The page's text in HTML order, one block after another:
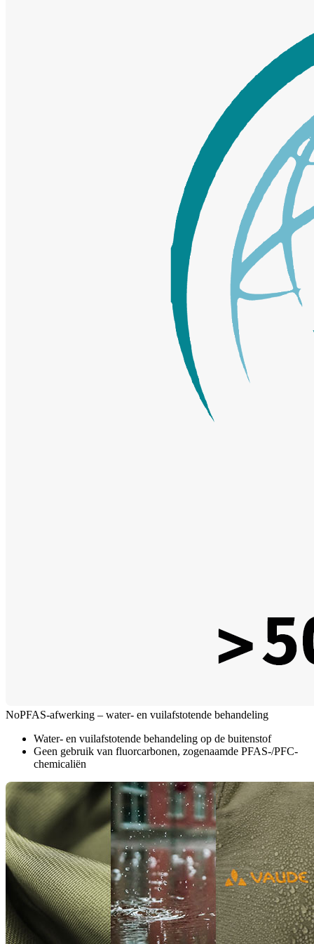
NoPFAS-afwerking – water- en vuilafstotende behandeling
Water- en vuilafstotende behandeling op de buitenstof
Geen gebruik van fluorcarbonen, zogenaamde PFAS-/PFC-
chemicaliën